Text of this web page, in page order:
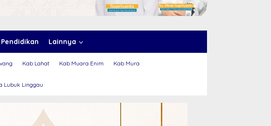
Pendidikan Lainnya
Kab Lahat Kab Muara Enim Kab Mura
Lubuk Linggau